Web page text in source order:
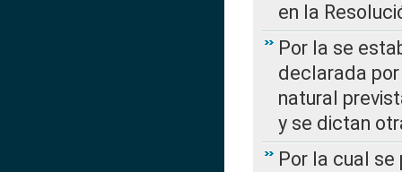
en la
Por la se
declarada
natural
y se dictan
Por la cual